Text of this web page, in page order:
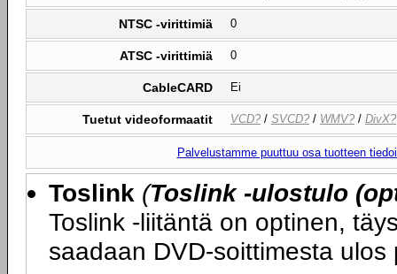
NTSC -virittimiä 0
ATSC -virittimiä 0
CableCARD Ei
Tuetut videoformaatit VCD? / SVCD? / WMV? / DivX?
Palvelustamme puuttuu osa tuotteen
Toslink (Toslink -ulostulo
Toslink -liitäntä on optinen,
saadaan DVD-soittimesta